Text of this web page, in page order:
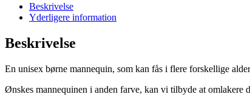
hovedløs
klassisk
–
højkvalitets
antal
Beskrivelse
Yderligere information
Beskrivelse
En unisex børne mannequin, som kan fås i flere forskellige
Ønskes mannequinen i anden farve, kan vi tilbyde at omlakere